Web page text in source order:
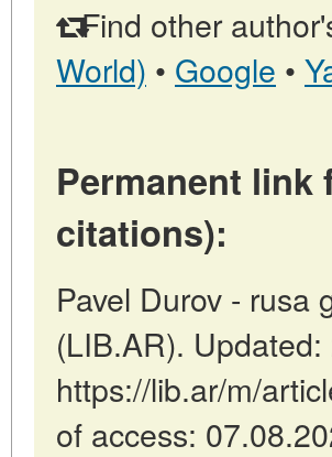
Find other
World) • Google •
Permanent
citations):
Pavel Durov - rusa
(LIB.AR).
https://lib.ar/m/
of access: